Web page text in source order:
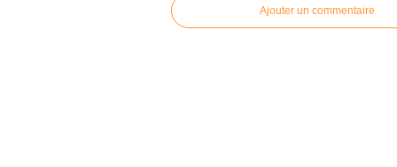
Ajouter un commentaire